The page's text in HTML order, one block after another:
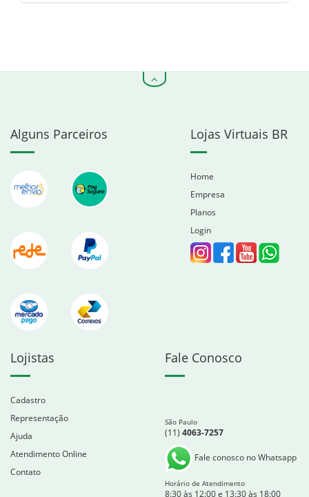
Alguns Parceiros Lojas Virtuais BR
Home
Empresa
Planos
Login
Lojistas
Cadastro
Representação
Ajuda
Atendimento Online
Contato
Fale Conosco
São Paulo
(11) 4063-7257
Fale conosco no Whatsapp
Horário de Atendimento
8:30 às 12:00 e 13:30 às 18:00